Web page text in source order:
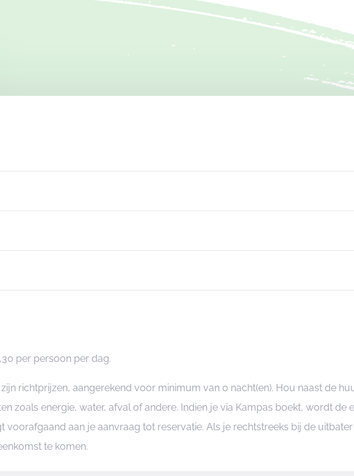
per persoon per dag.
richtprijzen, aangerekend voor minimum van 0 nacht(en). Hou naast de
zoals energie, water, afval of andere. Indien je via Kampas boekt, wordt
voorafgaand aan je aanvraag tot reservatie. Als je rechtstreeks bij de
te komen.